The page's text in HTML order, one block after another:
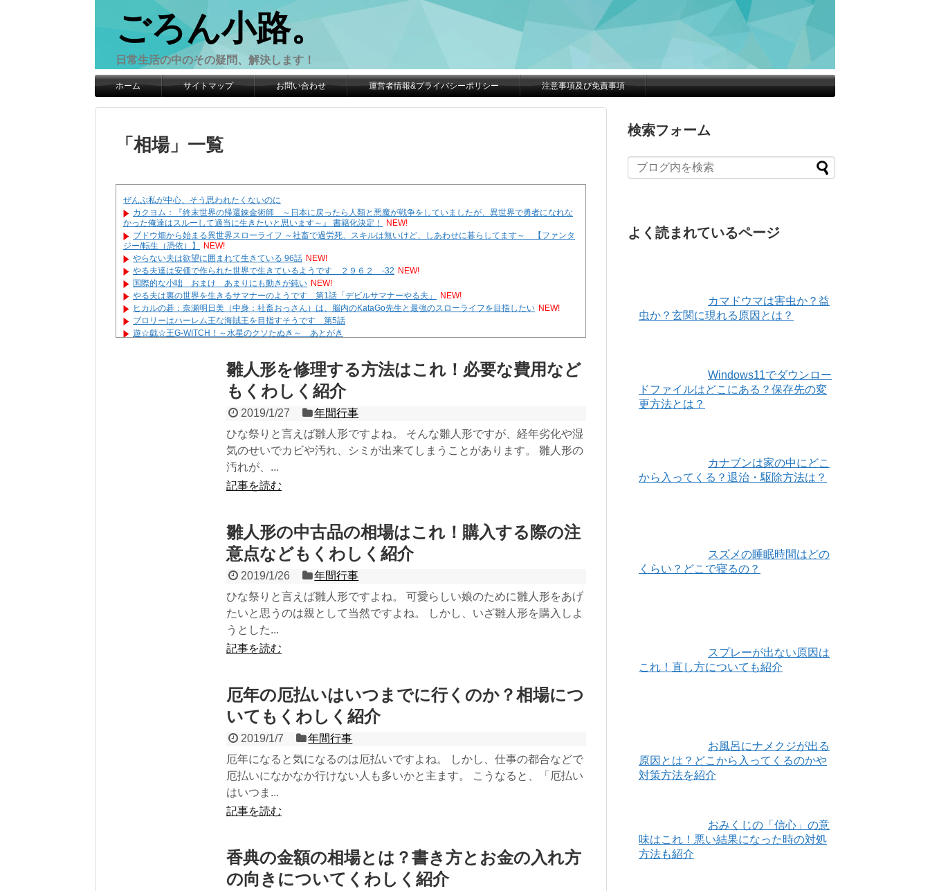
ごろん小路。
日常生活の中のその疑問、解決します！
ホーム サイトマップ お問い合わせ 運営者情報&プライバシーポリシー 注意事項及び免責事項
「 相場」 一覧
ぜんぶ私が中心、そう思われたくないのに
カクヨム：『終末世界の帰還錬金術師 ～日本に戻ったら人類と悪魔が戦争をしていましたが、異世界で勇者になれな
かった俺達はスルーして適当に生きたいと思います～』 書籍化決定！
NEW!
ブドウ畑から始まる異世界スローライフ ～社畜で過労死、スキルは無いけど、しあわせに暮らしてます～ 【ファンタ
ジー/転生（憑依）】
NEW!
やらない夫は欲望に囲まれて生きている 96話 NEW!
やる夫達は安価で作られた世界で生きているようです ２９６２ -32 NEW!
国際的な小咄 おまけ あまりにも動きが鈍い NEW!
やる夫は裏の世界を生きるサマナーのようです 第1話「デビルサマナーやる夫」
NEW!
ヒカルの碁：奈瀬明日美（中身：社畜おっさん）は、脳内のKataGo先生と最強のスローライフを目指したい NEW!
ブロリーはハーレム王な海賊王を目指すそうです 第5話
遊☆戯☆王G-WITCH！～水星のクソたぬき～ あとがき
雛人形を修理する方法はこれ！必要な費用など
もくわしく紹介
2019/1/27
年間行事
ひな祭りと言えば雛人形ですよね。 そんな雛人形ですが、経年劣化や湿
気のせいでカビや汚れ、シミが出来てしまうことがあります。 雛人形の
汚れが、...
記事を読む
雛人形の中古品の相場はこれ！購入する際の注
意点などもくわしく紹介
2019/1/26
年間行事
ひな祭りと言えば雛人形ですよね。 可愛らしい娘のために雛人形をあげ
たいと思うのは親として当然ですよね。 しかし、いざ雛人形を購入しよ
うとした...
記事を読む
厄年の厄払いはいつまでに行くのか？相場につ
いてもくわしく紹介
2019/1/7
年間行事
厄年になると気になるのは厄払いですよね。 しかし、仕事の都合などで
厄払いになかなか行けない人も多いかと主ます。 こうなると、「厄払い
はいつま...
記事を読む
香典の金額の相場とは？書き方とお金の入れ方
の向きについてくわしく紹介
検索フォーム
よく読まれているページ
カマドウマは害虫か？益
虫か？玄関に現れる原因とは？
Windows11でダウンロー
ドファイルはどこにある？保存先の変
更方法とは？
カナブンは家の中にどこ
から入ってくる？退治・駆除方法は？
スズメの睡眠時間はどの
くらい？どこで寝るの？
スプレーが出ない原因は
これ！直し方についても紹介
お風呂にナメクジが出る
原因とは？どこから入ってくるのかや
対策方法を紹介
おみくじの「信心」の意
味はこれ！悪い結果になった時の対処
方法も紹介